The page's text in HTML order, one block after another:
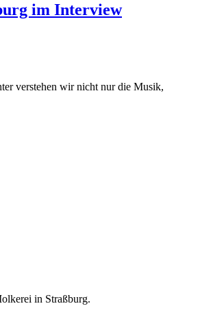
im Interview
verstehen wir nicht nur die Musik,
in Straßburg.